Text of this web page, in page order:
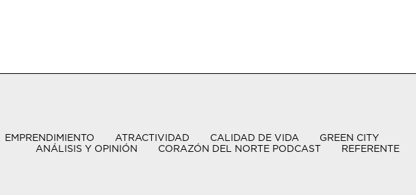
EMPRENDIMIENTO ATRACTIVIDAD CALIDAD DE VIDA
GREEN CITY
ANÁLISIS Y OPINIÓN
CORAZÓN DEL NORTE PODCAST REFERENTE